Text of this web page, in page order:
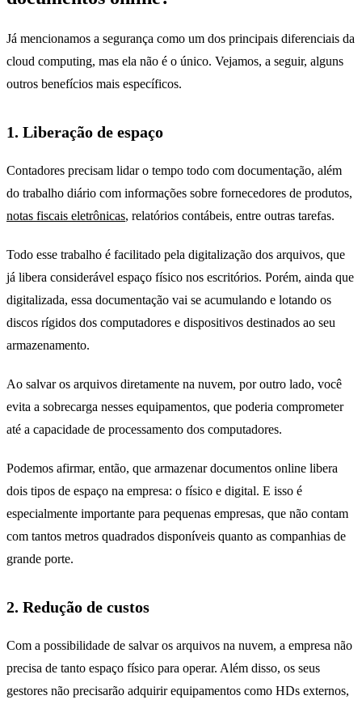
Já mencionamos a segurança como um dos principais diferenciais da
cloud computing, mas ela não é o único. Vejamos, a seguir, alguns
outros benefícios mais específicos.
1. Liberação de espaço
Contadores precisam lidar o tempo todo com documentação, além
do trabalho diário com informações sobre fornecedores de produtos,
notas fiscais eletrônicas, relatórios contábeis, entre outras tarefas.
Todo esse trabalho é facilitado pela digitalização dos arquivos, que
já libera considerável espaço físico nos escritórios. Porém, ainda que
digitalizada, essa documentação vai se acumulando e lotando os
discos rígidos dos computadores e dispositivos destinados ao seu
armazenamento.
Ao salvar os arquivos diretamente na nuvem, por outro lado, você
evita a sobrecarga nesses equipamentos, que poderia comprometer
até a capacidade de processamento dos computadores.
Podemos afirmar, então, que armazenar documentos online libera
dois tipos de espaço na empresa: o físico e digital. E isso é
especialmente importante para pequenas empresas, que não contam
com tantos metros quadrados disponíveis quanto as companhias de
grande porte.
2. Redução de custos
Com a possibilidade de salvar os arquivos na nuvem, a empresa não
precisa de tanto espaço físico para operar. Além disso, os seus
gestores não precisarão adquirir equipamentos como HDs externos,